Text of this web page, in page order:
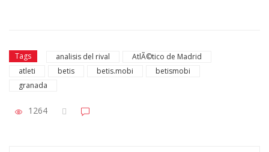
Tags analisis del rival
AtlÃ©tico de Madrid
atleti
betis betis.mobi
betismobi
granada
1264